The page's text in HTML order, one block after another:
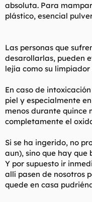
absoluta. Para
plástico, esencial
Las personas que
desarollarlas, pueden
lejía como su
En caso de
piel y especialmente
menos durante quince
completamente el
Si se ha ingerido, no
aun), sino que hay que
Y por supuesto ir
allí pasen de nosotros
quede en casa